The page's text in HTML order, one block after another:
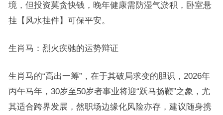
境，但投资莫贪快钱，晚年健康需防湿气淤积，卧室悬
挂【风水挂件】可保平安。
生肖马：烈火疾驰的运势辩证
生肖马的“高出一筹”，在于其破局求变的胆识，2026年
丙午马年，30岁至50岁者事业将迎“跃马扬鞭”之象，尤
其适合跨界发展，然职场边缘化风险亦存，建议随身携